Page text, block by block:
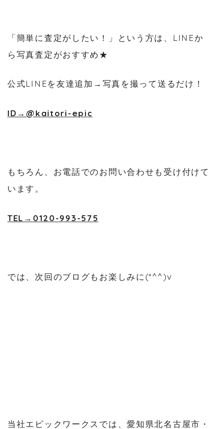
「簡単に査定がしたい！」という方は、LINEか
ら写真査定がおすすめ★
公式LINEを友達追加→写真を撮って送るだけ！
ID→@kaitori-epic
もちろん、お電話でのお問い合わせも受け付けて
います。
TEL→0120-993-575
では、次回のブログもお楽しみに(*^^)v
当社エピックワークスでは、愛知県北名古屋市・